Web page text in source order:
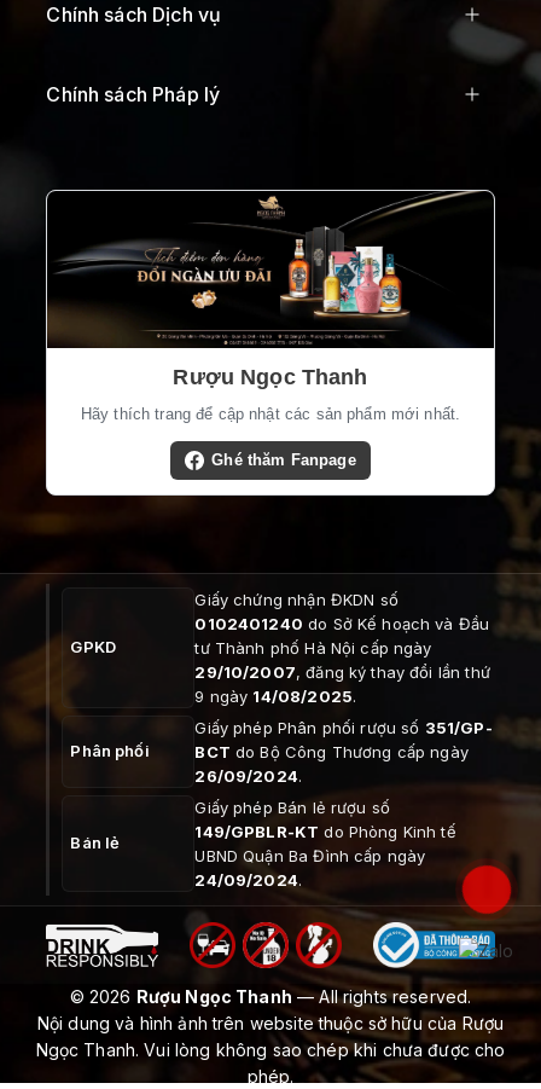
Chính sách Dịch vụ
Chính sách Pháp lý
Rượu Ngọc Thanh
Hãy thích trang để cập nhật các sản phẩm mới nhất.
Ghé thăm Fanpage
GPKD
Giấy chứng nhận ĐKDN số
0102401240 do Sở Kế hoạch và Đầu
tư Thành phố Hà Nội cấp ngày
29/10/2007, đăng ký thay đổi lần thứ
9 ngày 14/08/2025.
Phân phối
Giấy phép Phân phối rượu số 351/GP-
BCT do Bộ Công Thương cấp ngày
26/09/2024.
Bán lẻ
Giấy phép Bán lẻ rượu số
149/GPBLR-KT do Phòng Kinh tế
UBND Quận Ba Đình cấp ngày
24/09/2024.
© 2026 Rượu Ngọc Thanh— All rights reserved.
Nội dung và hình ảnh trên website thuộc sở hữu của Rượu
Ngọc Thanh. Vui lòng không sao chép khi chưa được cho
phép.